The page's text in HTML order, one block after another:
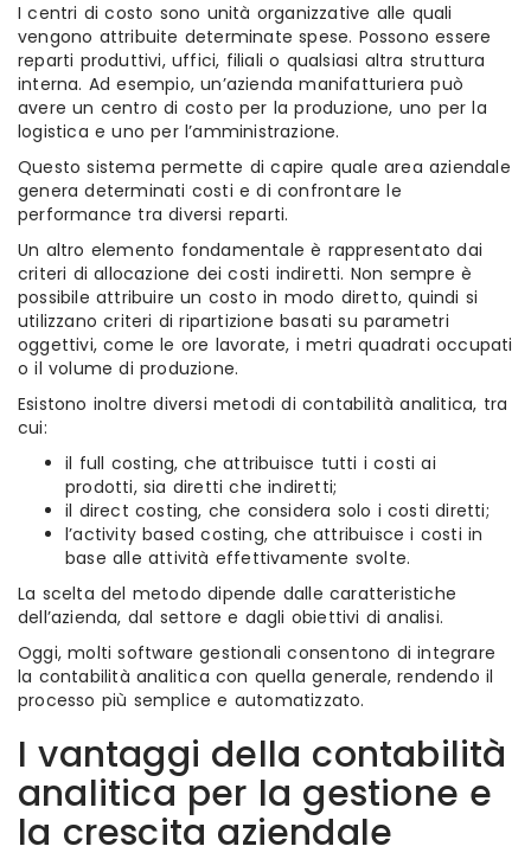
I centri di costo sono unità organizzative alle quali
vengono attribuite determinate spese. Possono essere
reparti produttivi, uffici, filiali o qualsiasi altra struttura
interna. Ad esempio, un’azienda manifatturiera può
avere un centro di costo per la produzione, uno per la
logistica e uno per l’amministrazione.
Questo sistema permette di capire quale area aziendale
genera determinati costi e di confrontare le
performance tra diversi reparti.
Un altro elemento fondamentale è rappresentato dai
criteri di allocazione dei costi indiretti. Non sempre è
possibile attribuire un costo in modo diretto, quindi si
utilizzano criteri di ripartizione basati su parametri
oggettivi, come le ore lavorate, i metri quadrati occupati
o il volume di produzione.
Esistono inoltre diversi metodi di contabilità analitica, tra
cui:
il full costing, che attribuisce tutti i costi ai
prodotti, sia diretti che indiretti;
il direct costing, che considera solo i costi diretti;
l’activity based costing, che attribuisce i costi in
base alle attività effettivamente svolte.
La scelta del metodo dipende dalle caratteristiche
dell’azienda, dal settore e dagli obiettivi di analisi.
Oggi, molti software gestionali consentono di integrare
la contabilità analitica con quella generale, rendendo il
processo più semplice e automatizzato.
I vantaggi della contabilità
analitica per la gestione e
la crescita aziendale